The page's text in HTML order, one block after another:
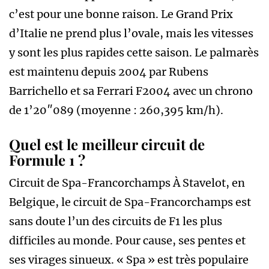
c’est pour une bonne raison. Le Grand Prix
d’Italie ne prend plus l’ovale, mais les vitesses
y sont les plus rapides cette saison. Le palmarès
est maintenu depuis 2004 par Rubens
Barrichello et sa Ferrari F2004 avec un chrono
de 1’20″089 (moyenne : 260,395 km/h).
Quel est le meilleur circuit de
Formule 1 ?
Circuit de Spa-Francorchamps À Stavelot, en
Belgique, le circuit de Spa-Francorchamps est
sans doute l’un des circuits de F1 les plus
difficiles au monde. Pour cause, ses pentes et
ses virages sinueux. « Spa » est très populaire